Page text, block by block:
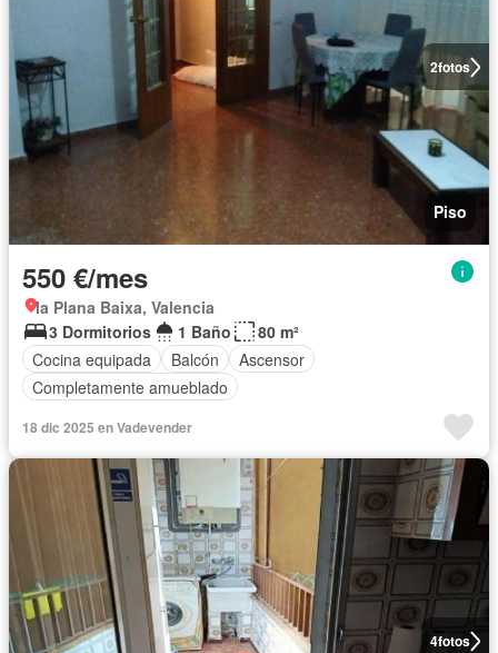
2fotos
Piso
550 €/mes
la Plana Baixa, Valencia
3 Dormitorios
1 Baño
80 m²
Cocina equipada
Balcón
Ascensor
Completamente amueblado
18 dic 2025 en Vadevender
4fotos